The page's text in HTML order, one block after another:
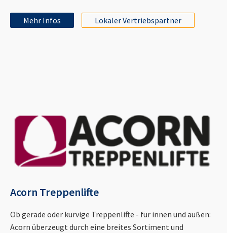
Mehr Infos Lokaler Vertriebspartner
Acorn Treppenlifte
Ob gerade oder kurvige Treppenlifte - für innen und außen:
Acorn überzeugt durch eine breites Sortiment und